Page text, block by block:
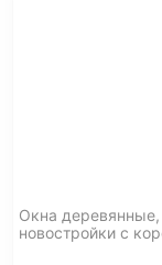
Окна деревянные,
новостройки с